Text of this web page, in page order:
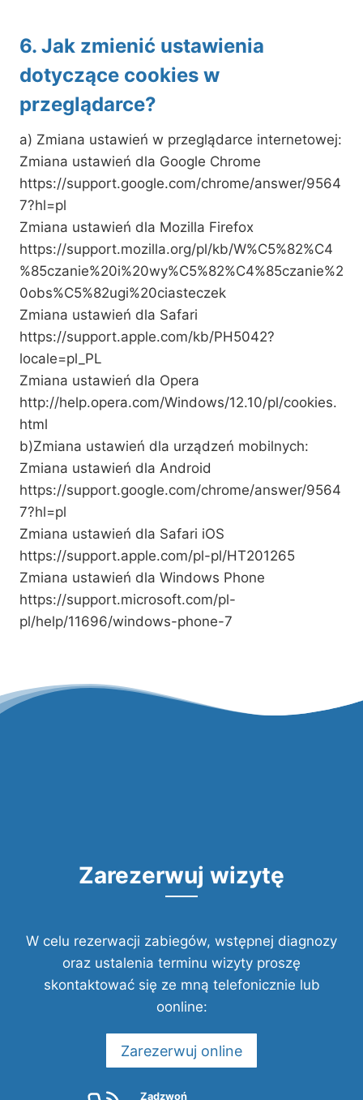
6. Jak zmienić ustawienia
dotyczące cookies w
przeglądarce?
a) Zmiana ustawień w przeglądarce internetowej:
Zmiana ustawień dla Google Chrome
https://support.google.com/chrome/answer/9564
7?hl=pl
Zmiana ustawień dla Mozilla Firefox
https://support.mozilla.org/pl/kb/W%C5%82%C4
%85czanie%20i%20wy%C5%82%C4%85czanie%2
0obs%C5%82ugi%20ciasteczek
Zmiana ustawień dla Safari
https://support.apple.com/kb/PH5042?
locale=pl_PL
Zmiana ustawień dla Opera
http://help.opera.com/Windows/12.10/pl/cookies.
html
b)Zmiana ustawień dla urządzeń mobilnych:
Zmiana ustawień dla Android
https://support.google.com/chrome/answer/9564
7?hl=pl
Zmiana ustawień dla Safari iOS
https://support.apple.com/pl-pl/HT201265
Zmiana ustawień dla Windows Phone
https://support.microsoft.com/pl-
pl/help/11696/windows-phone-7
Zarezerwuj wizytę
W celu rezerwacji zabiegów, wstępnej diagnozy
oraz ustalenia terminu wizyty proszę
skontaktować się ze mną telefonicznie lub
oonline:
Zarezerwuj online
Zadzwoń